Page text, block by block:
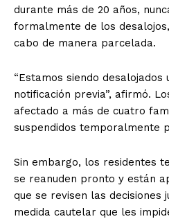
durante más de 20 años,
formalmente de los
cabo de manera parcelada.
“Estamos siendo desalojados
notificación previa”, afirmó.
afectado a más de cuatro
suspendidos temporalmente
Sin embargo, los residentes
se reanuden pronto y están
que se revisen las decisiones
medida cautelar que les